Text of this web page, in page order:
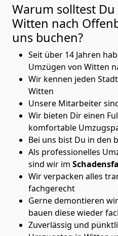
Warum solltest
Witten nach
uns buchen?
Seit über 14 Jahren
Umzügen von Witten
Wir kennen jeden
Witten
Unsere Mitarbeiter
Wir bieten Dir einen
komfortable
Bei uns bist Du in den
Als professionelles
sind wir im
Wir verpacken alles
fachgerecht
Gerne demontieren
bauen diese wieder
Zuverlässig und